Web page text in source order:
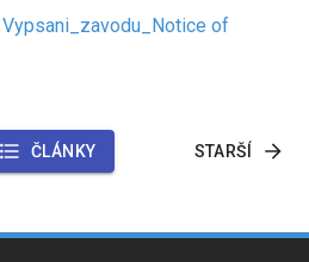
of
ČLÁNKY STARŠÍ